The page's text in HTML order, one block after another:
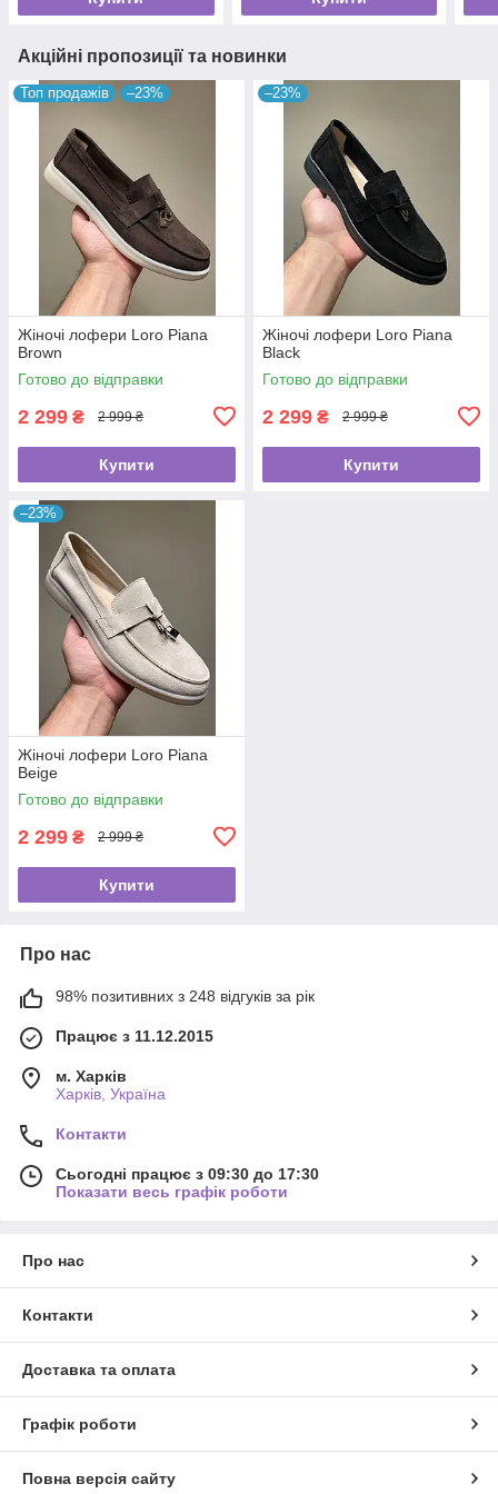
Акційні пропозиції та новинки
Топ продажів –23%
Жіночі лофери Loro Piana
Brown
Готово до відправки
2 299 ₴ 2 999 ₴
Купити
–23%
Жіночі лофери Loro Piana
Black
Готово до відправки
2 299 ₴ 2 999 ₴
Купити
–23%
Жіночі лофери Loro Piana
Beige
Готово до відправки
2 299 ₴ 2 999 ₴
Купити
Про нас
98% позитивних з 248 відгуків за рік
Працює з 11.12.2015
м. Харків
Харків, Україна
Контакти
Сьогодні працює з 09:30 до 17:30
Показати весь графік роботи
Про нас
Контакти
Доставка та оплата
Графік роботи
Повна версія сайту